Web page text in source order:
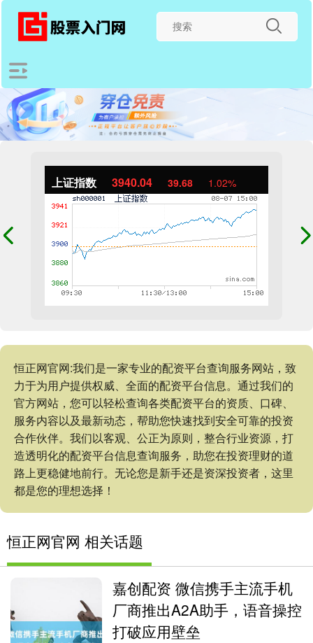
上证指数 3940.04 39.68 1.02%
恒正网官网:我们是一家专业的配资平台查询服务网站，致
力于为用户提供权威、全面的配资平台信息。通过我们的
官方网站，您可以轻松查询各类配资平台的资质、口碑、
服务内容以及最新动态，帮助您快速找到安全可靠的投资
合作伙伴。我们以客观、公正为原则，整合行业资源，打
造透明化的配资平台信息查询服务，助您在投资理财的道
路上更稳健地前行。无论您是新手还是资深投资者，这里
都是您的理想选择！
恒正网官网 相关话题
嘉创配资 微信携手主流手机
厂商推出A2A助手，语音操控
打破应用壁垒